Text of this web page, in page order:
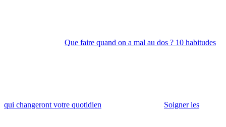
Que faire quand on a mal au dos ? 10 habitudes
qui changeront votre quotidien Soigner les